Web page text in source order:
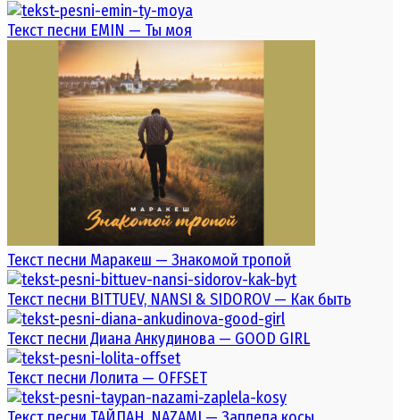
Текст песни EMIN — Ты моя
Текст песни Маракеш — Знакомой тропой
Текст песни BITTUEV, NANSI & SIDOROV — Как быть
Текст песни Диана Анкудинова — GOOD GIRL
Текст песни Лолита — OFFSET